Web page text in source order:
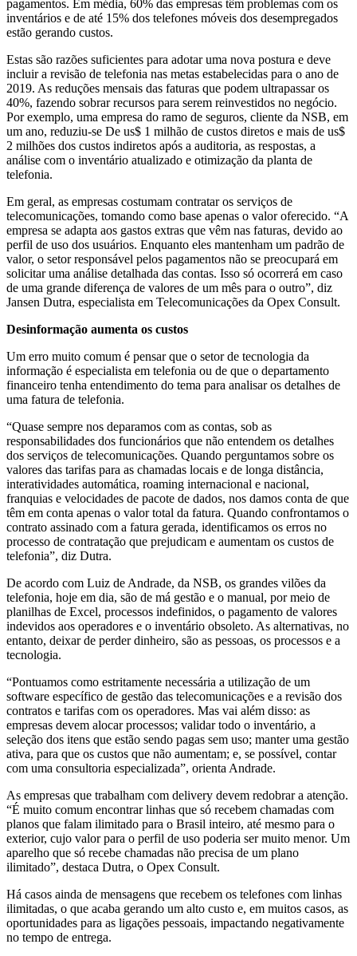
pagamentos. Em média, 60% das empresas têm problemas com os
inventários e de até 15% dos telefones móveis dos desempregados
estão gerando custos.
Estas são razões suficientes para adotar uma nova postura e deve
incluir a revisão de telefonia nas metas estabelecidas para o ano de
2019. As reduções mensais das faturas que podem ultrapassar os
40%, fazendo sobrar recursos para serem reinvestidos no negócio.
Por exemplo, uma empresa do ramo de seguros, cliente da NSB, em
um ano, reduziu-se De us$ 1 milhão de custos diretos e mais de us$
2 milhões dos custos indiretos após a auditoria, as respostas, a
análise com o inventário atualizado e otimização da planta de
telefonia.
Em geral, as empresas costumam contratar os serviços de
telecomunicações, tomando como base apenas o valor oferecido. “A
empresa se adapta aos gastos extras que vêm nas faturas, devido ao
perfil de uso dos usuários. Enquanto eles mantenham um padrão de
valor, o setor responsável pelos pagamentos não se preocupará em
solicitar uma análise detalhada das contas. Isso só ocorrerá em caso
de uma grande diferença de valores de um mês para o outro”, diz
Jansen Dutra, especialista em Telecomunicações da Opex Consult.
Desinformação aumenta os custos
Um erro muito comum é pensar que o setor de tecnologia da
informação é especialista em telefonia ou de que o departamento
financeiro tenha entendimento do tema para analisar os detalhes de
uma fatura de telefonia.
“Quase sempre nos deparamos com as contas, sob as
responsabilidades dos funcionários que não entendem os detalhes
dos serviços de telecomunicações. Quando perguntamos sobre os
valores das tarifas para as chamadas locais e de longa distância,
interatividades automática, roaming internacional e nacional,
franquias e velocidades de pacote de dados, nos damos conta de que
têm em conta apenas o valor total da fatura. Quando confrontamos o
contrato assinado com a fatura gerada, identificamos os erros no
processo de contratação que prejudicam e aumentam os custos de
telefonia”, diz Dutra.
De acordo com Luiz de Andrade, da NSB, os grandes vilões da
telefonia, hoje em dia, são de má gestão e o manual, por meio de
planilhas de Excel, processos indefinidos, o pagamento de valores
indevidos aos operadores e o inventário obsoleto. As alternativas, no
entanto, deixar de perder dinheiro, são as pessoas, os processos e a
tecnologia.
“Pontuamos como estritamente necessária a utilização de um
software específico de gestão das telecomunicações e a revisão dos
contratos e tarifas com os operadores. Mas vai além disso: as
empresas devem alocar processos; validar todo o inventário, a
seleção dos itens que estão sendo pagas sem uso; manter uma gestão
ativa, para que os custos que não aumentam; e, se possível, contar
com uma consultoria especializada”, orienta Andrade.
As empresas que trabalham com delivery devem redobrar a atenção.
“É muito comum encontrar linhas que só recebem chamadas com
planos que falam ilimitado para o Brasil inteiro, até mesmo para o
exterior, cujo valor para o perfil de uso poderia ser muito menor. Um
aparelho que só recebe chamadas não precisa de um plano
ilimitado”, destaca Dutra, o Opex Consult.
Há casos ainda de mensagens que recebem os telefones com linhas
ilimitadas, o que acaba gerando um alto custo e, em muitos casos, as
oportunidades para as ligações pessoais, impactando negativamente
no tempo de entrega.